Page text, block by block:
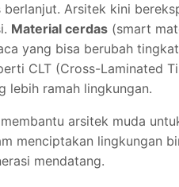
Arsitek kini
Material cerdas (smart
yang bisa berubah
CLT (Cross-Laminated
lebih ramah lingkungan.
arsitek muda
menciptakan lingkungan
mendatang.